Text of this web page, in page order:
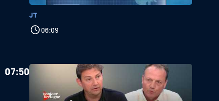
JT
06:09
07:50